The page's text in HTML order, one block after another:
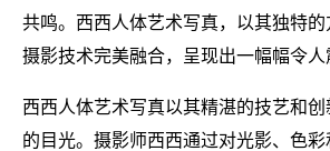
共鸣。西西人体艺术写真，以其独特
摄影技术完美融合，呈现出一幅幅令人
西西人体艺术写真以其精湛的技艺和
的目光。摄影师西西通过对光影、色彩